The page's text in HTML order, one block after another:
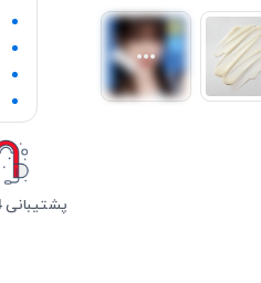
پشتیبانی 24 ساعته